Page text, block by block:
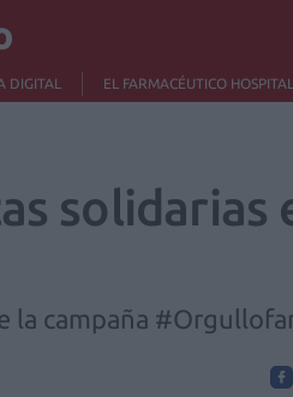
DIGITAL EL FARMACÉUTICO
solidarias
la campaña